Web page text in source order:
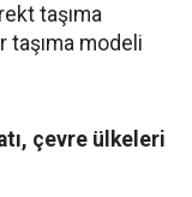
taşıma
taşıma modeli
çevre ülkeleri